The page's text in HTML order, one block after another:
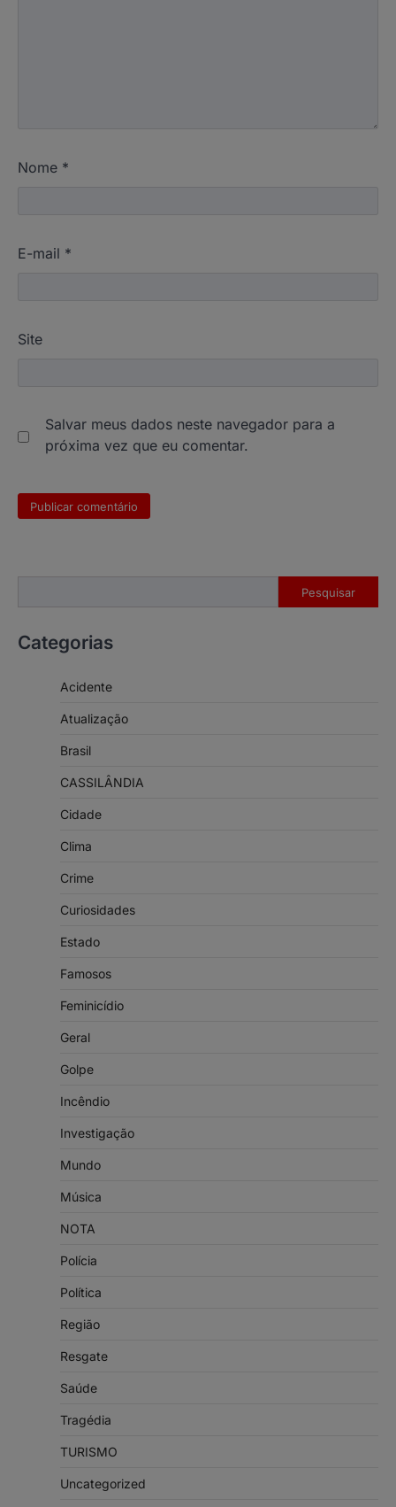
Nome *
E-mail *
Site
Salvar meus dados neste navegador para a
próxima vez que eu comentar.
Pesquisar
Categorias
Acidente
Atualização
Brasil
CASSILÂNDIA
Cidade
Clima
Crime
Curiosidades
Estado
Famosos
Feminicídio
Geral
Golpe
Incêndio
Investigação
Mundo
Música
NOTA
Polícia
Política
Região
Resgate
Saúde
Tragédia
TURISMO
Uncategorized